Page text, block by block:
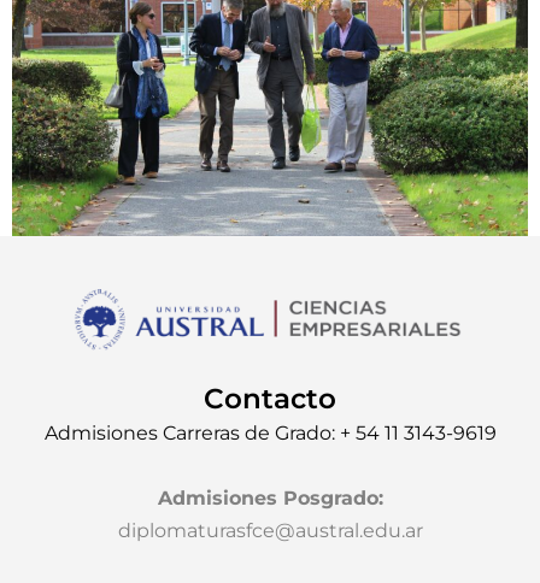
Contacto
Admisiones Carreras de Grado: + 54 11 3143-9619
Admisiones Posgrado:
diplomaturasfce@austral.edu.ar